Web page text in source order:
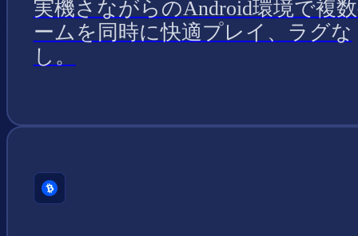
実機さながらのAndroid環境で複
ームを同時に快適プレイ、ラグな
し。